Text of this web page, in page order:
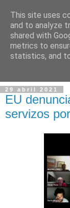
29 abril 2021
EU
servizos
This site uses
and to analyze
shared with
metrics to
statistics, and